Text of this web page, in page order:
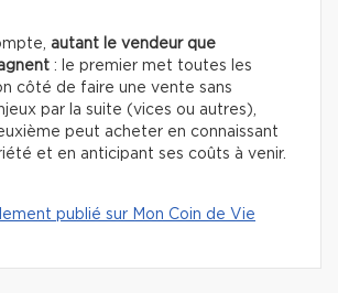
autant le vendeur que
: le premier met toutes les
côté de faire une vente sans
par la suite (vices ou autres),
peut acheter en connaissant
et en anticipant ses coûts à venir.
publié sur Mon Coin de Vie